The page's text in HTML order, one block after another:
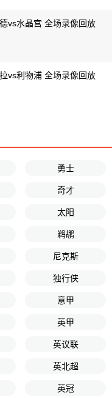
vs水晶宫 全场录像回放
vs利物浦 全场录像回放
勇士
奇才
太阳
鹈鹕
尼克斯
独行侠
意甲
英甲
英议联
英北超
英冠